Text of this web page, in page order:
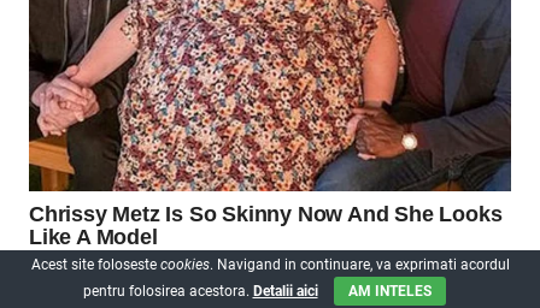
Acest site foloseste cookies. Navigand in continuare, va exprimati acordul
pentru folosirea acestora. Detalii aici AM INTELES